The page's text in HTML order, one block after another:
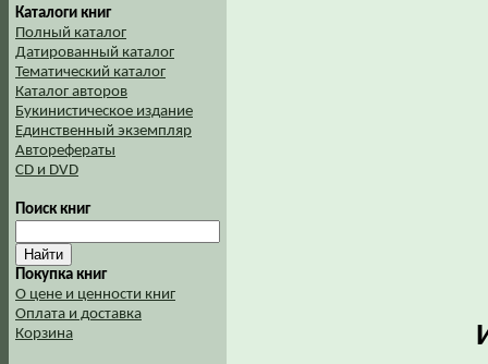
Каталоги книг
Полный каталог
Датированный каталог
Тематический каталог
Каталог авторов
Букинистическое издание
Единственный экземпляр
Авторефераты
CD и DVD
Поиск книг
Покупка книг
О цене и ценности книг
Оплата и доставка
Корзина